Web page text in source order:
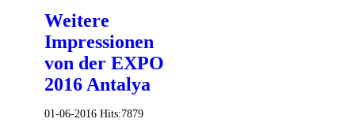
Weitere
Impressionen
von der EXPO
2016 Antalya
01-06-2016 Hits:7879